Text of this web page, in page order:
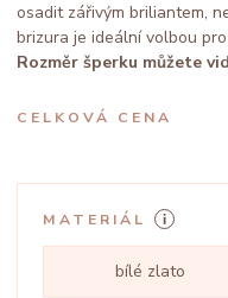
osadit zářivým briliantem,
brizura je ideální volbou pro
Rozměr šperku můžete
CELKOVÁ CENA
MATERIÁL
bílé zlato